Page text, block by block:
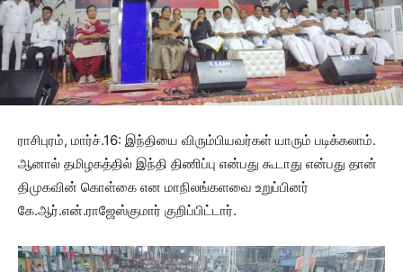
ராசிபுரம், மார்ச்.16: இந்தியை விரும்பியவர்கள் யாரும் படிக்கலாம்.
ஆனால் தமிழகத்தில் இந்தி திணிப்பு என்பது கூடாது என்பது தான்
திமுகவின் கொள்கை என மாநிலங்களவை உறுப்பினர்
கே.ஆர்.என்.ராஜேஸ்குமார் குறிப்பிட்டார்.